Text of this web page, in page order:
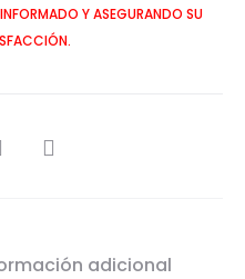
Y ASEGURANDO SU
adicional